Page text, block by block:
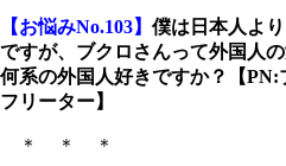
【お悩みNo.103】 僕は日本人よ
ですが、ブクロさんって外国人
何系の外国人好きですか？【PN:
フリーター】
＊ ＊ ＊